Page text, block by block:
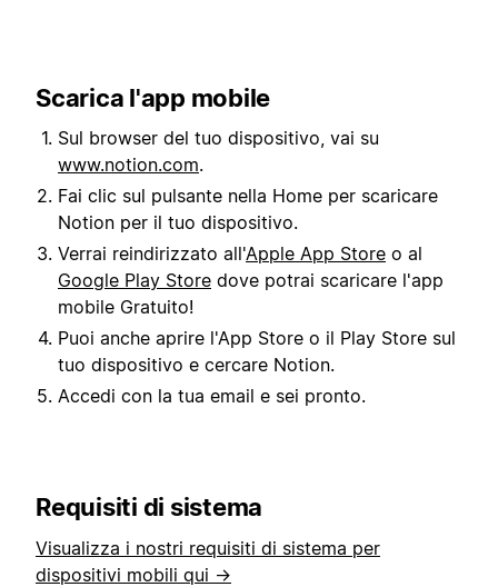
Scarica l'app mobile
Sul browser del tuo dispositivo, vai su
www.notion.com.
Fai clic sul pulsante nella Home per scaricare
Notion per il tuo dispositivo.
Verrai reindirizzato all'Apple App Store o al
Google Play Store dove potrai scaricare l'app
mobile Gratuito!
Puoi anche aprire l'App Store o il Play Store sul
tuo dispositivo e cercare Notion.
Accedi con la tua email e sei pronto.
Requisiti di sistema
Visualizza i nostri requisiti di sistema per
dispositivi mobili qui →